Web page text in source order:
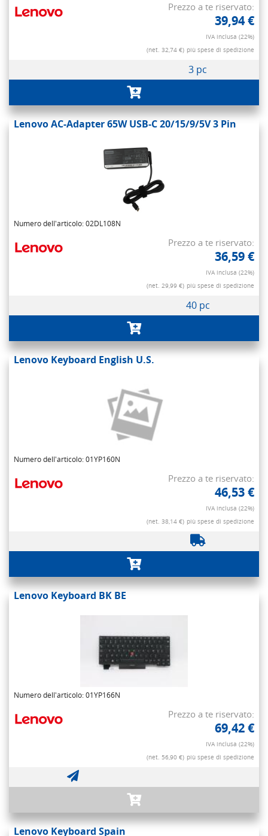
Prezzo a te riservato:
39,94 €
IVA inclusa (22%)
(net. 32,74 €) più spese di spedizione
3 pc
Lenovo AC-Adapter 65W USB-C 20/15/9/5V 3 Pin
Numero dell'articolo: 02DL108N
Prezzo a te riservato:
36,59 €
IVA inclusa (22%)
(net. 29,99 €) più spese di spedizione
40 pc
Lenovo Keyboard English U.S.
Numero dell'articolo: 01YP160N
Prezzo a te riservato:
46,53 €
IVA inclusa (22%)
(net. 38,14 €) più spese di spedizione
Lenovo Keyboard BK BE
Numero dell'articolo: 01YP166N
Prezzo a te riservato:
69,42 €
IVA inclusa (22%)
(net. 56,90 €) più spese di spedizione
Lenovo Keyboard Spain